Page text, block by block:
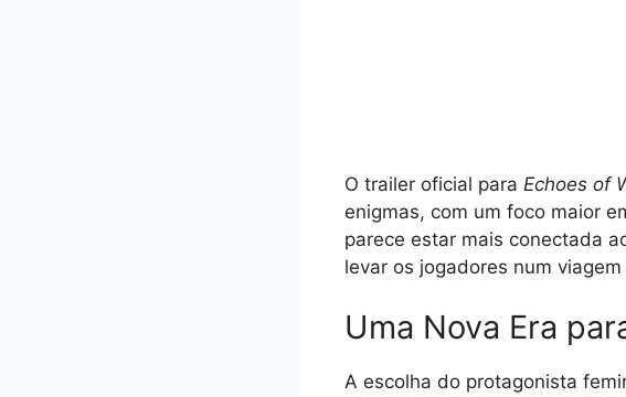
O trailer oficial para Echoes of
enigmas, com um foco maior
parece estar mais conectada
levar os jogadores num
Uma Nova Era
A escolha do protagonista